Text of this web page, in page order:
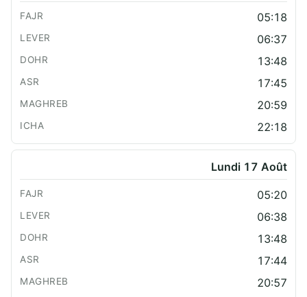
05:18
06:37
13:48
17:45
20:59
22:18
Lundi 17 Août
05:20
06:38
13:48
17:44
20:57